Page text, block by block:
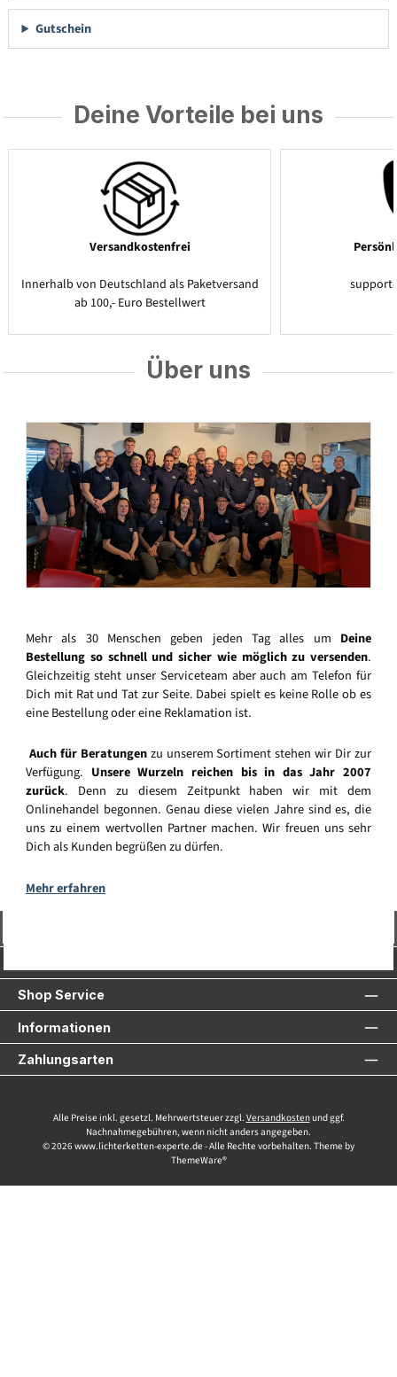
Gutschein
Deine Vorteile bei uns
Versandkostenfrei
Innerhalb von Deutschland als Paketversand
ab 100,- Euro Bestellwert
Über uns
Mehr als 30 Menschen geben jeden Tag alles um Deine
Bestellung so schnell und sicher wie möglich zu versenden.
Gleichzeitig steht unser Serviceteam aber auch am Telefon für
Dich mit Rat und Tat zur Seite. Dabei spielt es keine Rolle ob es
eine Bestellung oder eine Reklamation ist.
Auch für Beratungenzu unserem Sortiment stehen wir Dir zur
Verfügung. Unsere Wurzeln reichen bis in das Jahr 2007
zurück. Denn zu diesem Zeitpunkt haben wir mit dem
Onlinehandel begonnen. Genau diese vielen Jahre sind es, die
uns zu einem wertvollen Partner machen. Wir freuen uns sehr
Dich als Kunden begrüßen zu dürfen.
Mehr erfahren
Shop Service
Informationen
Zahlungsarten
Alle Preise inkl. gesetzl. Mehrwertsteuer zzgl. Versandkostenund ggf.
Nachnahmegebühren, wenn nicht anders angegeben.
© 2026 www.lichterketten-experte.de - Alle Rechte vorbehalten. Theme by
ThemeWare®